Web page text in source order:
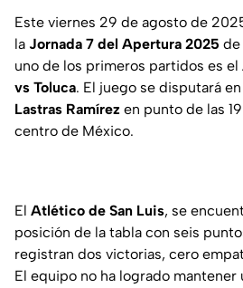
Este viernes 29 de agosto de
la Jornada 7 del Apertura 2025 de
uno de los primeros partidos es el
vs Toluca. El juego se disputará
Lastras Ramírez en punto de las
centro de México.
El Atlético de San Luis, se
posición de la tabla con seis
registran dos victorias, cero
El equipo no ha logrado mantener